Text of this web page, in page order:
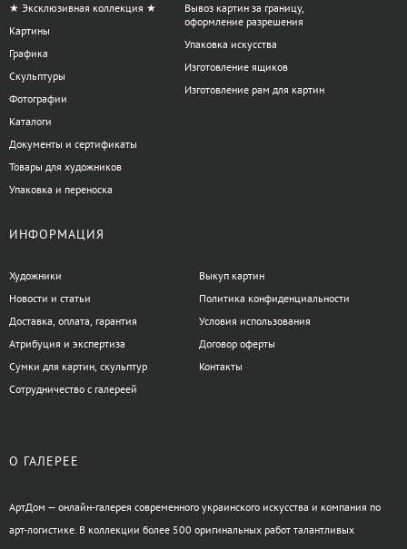
★ Эксклюзивная коллекция ★
Картины
Графика
Скульптуры
Фотографии
Каталоги
Документы и сертификаты
Товары для художников
Упаковка и переноска
Вывоз картин за границу,
оформление разрешения
Упаковка искусства
Изготовление ящиков
Изготовление рам для картин
ИНФОРМАЦИЯ
Художники
Новости и статьи
Доставка, оплата, гарантия
Атрибуция и экспертиза
Сумки для картин, скульптур
Сотрудничество с галереей
Выкуп картин
Политика конфиденциальности
Условия использования
Договор оферты
Контакты
О ГАЛЕРЕЕ
АртДом — онлайн-галерея современного украинского искусства и компания по
арт-логистике. В коллекции более 500 оригинальных работ талантливых